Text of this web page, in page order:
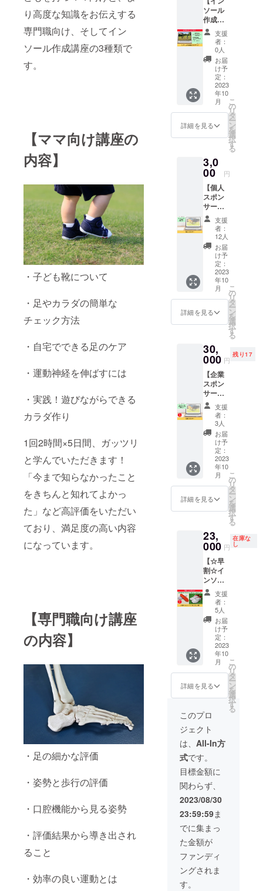
り高度な知識をお伝えする
専門職向け、そしてイン
ソール作成講座の3種類で
す。
【ママ向け講座の
内容】
・子ども靴について
・足やカラダの簡単な
チェック方法
・自宅でできる足のケア
・運動神経を伸ばすには
・実践！遊びながらできる
カラダ作り
1回2時間×5日間、ガッツリ
と学んでいただきます！
「今まで知らなかったこと
をきちんと知れてよかっ
た」など高評価をいただい
ており、満足度の高い内容
になっています。
【専門職向け講座
の内容】
・足の細かな評価
・姿勢と歩行の評価
・口腔機能から見る姿勢
・評価結果から導き出され
ること
・効率の良い運動とは
限は
2023年
10月か
ら1年間
です。
※場所が
大阪市
内の場
合、講
師の交
通費は
不要で
す。 そ
れ以外
の場
合、別
途支援
のご負
担とな
日時は
別途調
整させ
ていた
だきま
す。 ※
所要時
間は約
60分で
す。 ※
有効期
限は
2023年
10月か
ら1年間
チェッ
ク方法
・自宅
ででき
る足の
ケア ・
運動神
経を伸
ばすに
は ・実
践！遊
びなが
らでき
るカラ
なかっ
たこと
をきち
んと知
れてよ
かっ
た」 な
ど、ご
好評を
いただ
いてい
る講座
です。
※日時は
別途
にてご
連絡い
アーカ
イブ視
聴も可
能で
す。
（URL
はメー
ルにて
お知ら
せいた
しま
す）
講座で
す。 1
回2時間
の講座
を全6回
実施い
たしま
す。 ■
講座内
容（予
定）■
・足の
細かな
評価 ・
口腔機
見る姿
勢 ・評
価結果
から導
き出さ
れるこ
と ・効
率の良
い運動
とは ・
ケース
スタ
ディ 実
践に役
方をお
伝えし
ます！
※日時は
別途
メール
にてご
連絡い
たしま
す。 ※
アーカ
イブ視
聴も可
能で
す。
はメー
ルにて
しま
す）
ソール
作成講
座（オ
ンライ
ン）】
通常価
77,000
円のと
ころ、
7,000円
お得！
靴や足
に関す
いる
方、ス
ポーツ
現場で
働いて
いる方
におす
すめで
す。 1
回2時間
の講座
を全3回
実施い
たしま
す。 ■
講座内
容（予
ニクス
論 ・イ
ル作成
に必要
な評価
・作成
方法 イ
ンソー
ル作成
に必要
な知識
をふん
だんに
お伝え
しま
す。 こ
看護師
さんな
どに受
講して
いただ
きまし
た。 ※
日時は
別途
メール
にてご
連絡い
たしま
す。 ※
アーカ
聴も可
能で
（URL
はメー
ルにて
お知ら
しま
す）
支援
者：
0人
お届
け予
定：
2023
年10
月
詳細を見る
こ
の
リ
タ
ー
ン
を
選
択
す
る
3,0
00 円
【個人
スポン
サー】
足育団
体
「GRO
WING
UP」の
個人ス
ポン
サーに
なれる
権利で
す。 HP
に支援
前を掲
載させ
ていた
だきま
す。 あ
なたの
お名前
をPRで
きま
す。
https://
ashiiku-
growing
up2020.
my.can
va.site/
考欄に
ご記入
い。 ※
ニック
ネーム
でのご
参加も
できま
す。 ※
掲載期
間は
2023年
10月か
ら1年間
です。
支援
者：
12人
お届
け予
定：
2023
年10
月
詳細を見る
こ
の
リ
タ
ー
ン
を
選
択
す
る
30,
000 円
残り17
【企業
スポン
サー】
足育団
体
「GRO
WING
UP」の
企業ス
ポン
サーに
なれる
権利で
す。 HP
に企業
して企
業名、
企業の
ホーム
ページ
のリン
クを掲
載させ
ていた
だきま
す。 あ
なたの
企業名
をPRで
きま
す。
https://
ashiiku-
growing
-
my.can
va.site/
※掲載内
容は
メール
にて打
合せさ
せてい
ます。
※ネット
ワーク
販売や
企業イ
メージ
が相違
支援
者：
3人
お届
け予
定：
2023
年10
月
詳細を見る
こ
の
リ
タ
ー
ン
を
選
択
す
る
23,
000 円
在庫な
し
【☆早
割☆イ
ンソー
ル（大
人ゴル
用）】
2,300円
お得な
早割！
あなた
の足に
合っ
た、ゴ
ルフ
ズ用イ
ンソー
ルをお
作りし
ます。
ゴルフ
はしっ
かりし
た足元
作り
も、上
達への
大事な
要因の
ひとつ
です。
サンプ
ルに合
支援
者：
5人
お届
け予
定：
2023
年10
月
詳細を見る
こ
の
リ
タ
ー
ン
を
選
択
す
る
このプロ
ジェクト
は、 All-In方
式です。
目標金額に
関わらず、
2023/08/30
23:59:59ま
でに集まっ
た金額が
ファンディ
ングされま
す。